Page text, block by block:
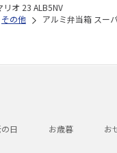
オ 23 ALB5NV
その他 アルミ弁当箱 スー
日 お歳暮 お